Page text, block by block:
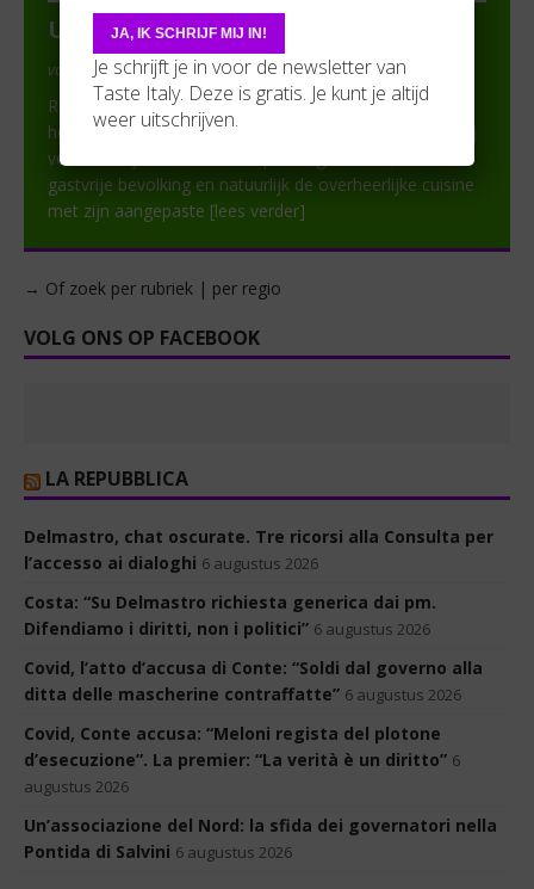
Uva d’Oro.be
van Wim Cerstiaens in In de spots
Reeds jaren zijn we gepassioneerde vakantiegangers in
het prachtige Italië. Vanaf het eerste moment waren wij
verkocht bij het zien van de prachtige natuur, de
gastvrije bevolking en natuurlijk de overheerlijke cuisine
met zijn aangepaste [lees verder]
→ Of zoek per rubriek | per regio
VOLG ONS OP FACEBOOK
LA REPUBBLICA
Delmastro, chat oscurate. Tre ricorsi alla Consulta per
l’accesso ai dialoghi 6 augustus 2026
Costa: “Su Delmastro richiesta generica dai pm.
Difendiamo i diritti, non i politici” 6 augustus 2026
Covid, l’atto d’accusa di Conte: “Soldi dal governo alla
ditta delle mascherine contraffatte” 6 augustus 2026
Covid, Conte accusa: “Meloni regista del plotone
d’esecuzione”. La premier: “La verità è un diritto” 6
augustus 2026
Un’associazione del Nord: la sfida dei governatori nella
Pontida di Salvini 6 augustus 2026
Je schrijft je in voor de newsletter van
Taste Italy. Deze is gratis. Je kunt je altijd
weer uitschrijven.